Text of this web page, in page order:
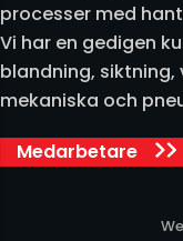
processer med
Vi har en gedigen
blandning,
mekaniska och
Medarbetare